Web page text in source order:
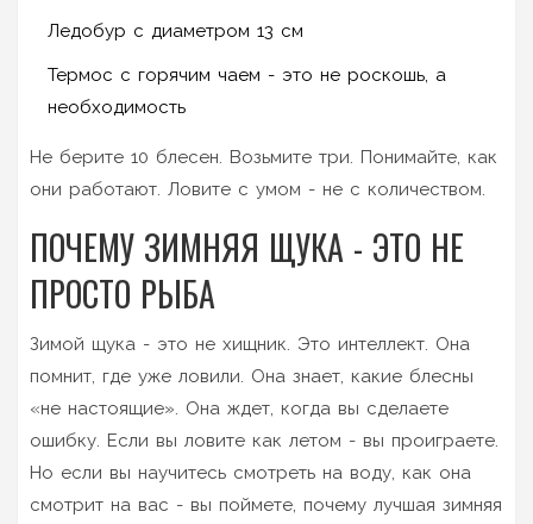
Ледобур с диаметром 13 см
Термос с горячим чаем - это не роскошь, а
необходимость
Не берите 10 блесен. Возьмите три. Понимайте, как
они работают. Ловите с умом - не с количеством.
ПОЧЕМУ ЗИМНЯЯ ЩУКА - ЭТО НЕ
ПРОСТО РЫБА
Зимой щука - это не хищник. Это интеллект. Она
помнит, где уже ловили. Она знает, какие блесны
«не настоящие». Она ждет, когда вы сделаете
ошибку. Если вы ловите как летом - вы проиграете.
Но если вы научитесь смотреть на воду, как она
смотрит на вас - вы поймете, почему лучшая зимняя